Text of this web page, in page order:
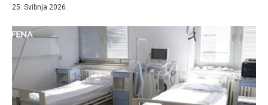
25. Svibnja 2026.